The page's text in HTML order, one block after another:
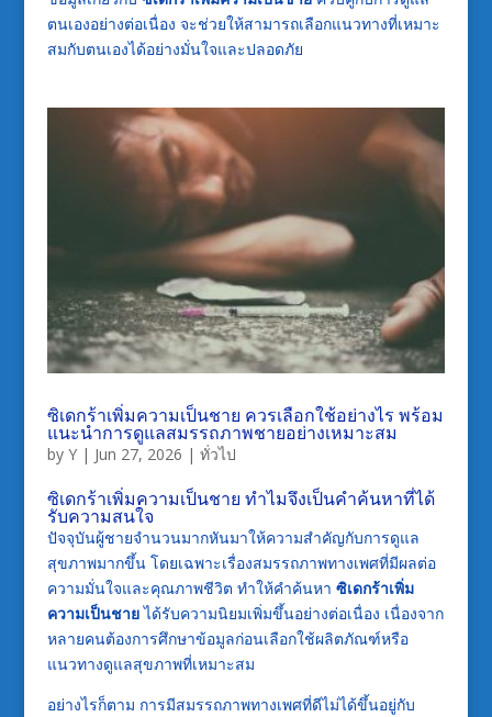
ตนเองอย่างต่อเนื่อง จะช่วยให้สามารถเลือกแนวทางที่เหมาะ
สมกับตนเองได้อย่างมั่นใจและปลอดภัย
ซิเดกร้าเพิ่มความเป็นชาย ควรเลือกใช้อย่างไร พร้อม
แนะนำการดูแลสมรรถภาพชายอย่างเหมาะสม
by Y| Jun 27, 2026 | ทั่วไป
ซิเดกร้าเพิ่มความเป็นชาย ทำไมจึงเป็นคำค้นหาที่ได้
รับความสนใจ
ปัจจุบันผู้ชายจำนวนมากหันมาให้ความสำคัญกับการดูแล
สุขภาพมากขึ้น โดยเฉพาะเรื่องสมรรถภาพทางเพศที่มีผลต่อ
ความมั่นใจและคุณภาพชีวิต ทำให้คำค้นหา ซิเดกร้าเพิ่ม
ความเป็นชายได้รับความนิยมเพิ่มขึ้นอย่างต่อเนื่อง เนื่องจาก
หลายคนต้องการศึกษาข้อมูลก่อนเลือกใช้ผลิตภัณฑ์หรือ
แนวทางดูแลสุขภาพที่เหมาะสม
อย่างไรก็ตาม การมีสมรรถภาพทางเพศที่ดีไม่ได้ขึ้นอยู่กับ